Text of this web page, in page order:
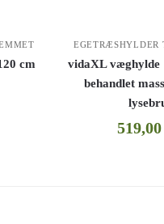
cm
EGETRÆSHYLDER
vidaXL væghylde
behandlet